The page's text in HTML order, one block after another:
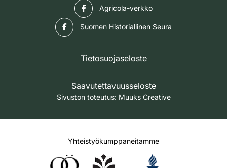
Agricola-verkko
Suomen Historiallinen Seura
Tietosuojaseloste
Saavutettavuusseloste
Sivuston toteutus: Muuks Creative
Yhteistyökumppaneitamme